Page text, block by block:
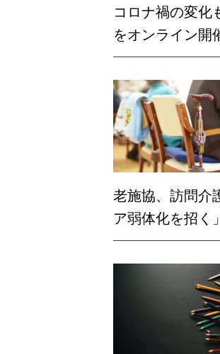
コロナ禍の変
をオンライン開
老施協、訪問
ア弱体化を招く」